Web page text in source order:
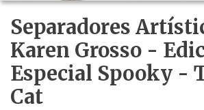
Separadores
Karen Grosso -
Especial Spooky -
Cat